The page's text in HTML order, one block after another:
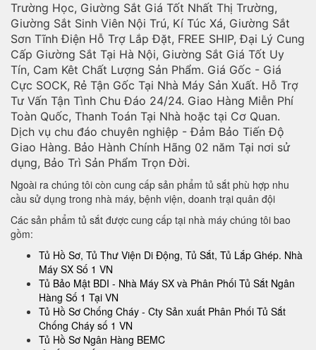
Trường Học, Giường Sắt Giá Tốt Nhất Thị Trường,
Giường Sắt Sinh Viên Nội Trú, Kí Túc Xá, Giường Sắt
Sơn Tĩnh Điện Hỗ Trợ Lắp Đặt, FREE SHIP, Đại Lý Cung
Cấp Giường Sắt Tại Hà Nội, Giường Sắt Giá Tốt Uy
Tín, Cam Kêt Chất Lượng Sản Phẩm. Giá Gốc - Giá
Cực SOCK, Rẻ Tận Gốc Tại Nhà Máy Sản Xuất. Hỗ Trợ
Tư Vấn Tận Tình Chu Đáo 24/24. Giao Hàng Miễn Phí
Toàn Quốc, Thanh Toán Tại Nhà hoặc tại Cơ Quan.
Dịch vụ chu đáo chuyên nghiệp - Đảm Bảo Tiến Độ
Giao Hàng. Bảo Hành Chính Hãng 02 năm Tại nơi sử
dụng, Bảo Trì Sản Phẩm Trọn Đời.
Ngoài ra chúng tôi còn cung cấp sản phẩm tủ sắt phù hợp nhu
cầu sử dụng trong nhà máy, bệnh viện, doanh trại quân đội
Các sản phẩm tủ sắt được cung cấp tại nhà máy chúng tôi bao
gồm:
Tủ Hồ Sơ, Tủ Thư Viện Di Động, Tủ Sắt, Tủ Lắp Ghép. Nhà
Máy SX Số 1 VN
Tủ Bảo Mật BDI - Nhà Máy SX và Phân Phối Tủ Sắt Ngân
Hàng Số 1 Tại VN
Tủ Hồ Sơ Chống Cháy - Cty Sản xuất Phân Phối Tủ Sắt
Chống Cháy số 1 VN
Tủ Hồ Sơ Ngân Hàng BEMC